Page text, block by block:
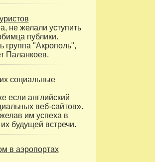
не желали уступить
публики.
группа "Акрополь",
Паланкоев.
социальные
если английский
веб-сайтов».
им успеха в
будущей встречи.
в аэропортах